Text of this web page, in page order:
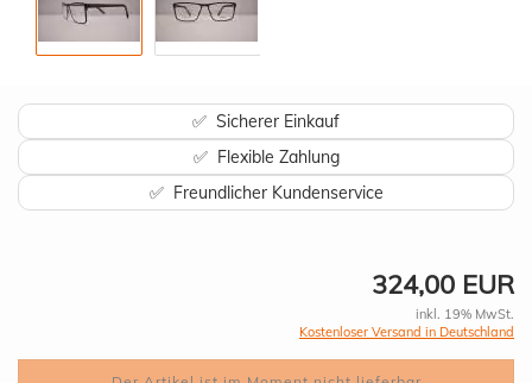
✅ Sicherer Einkauf
✅ Flexible Zahlung
✅ Freundlicher Kundenservice
324,00 EUR
inkl. 19% MwSt.
Kostenloser Versand in Deutschland